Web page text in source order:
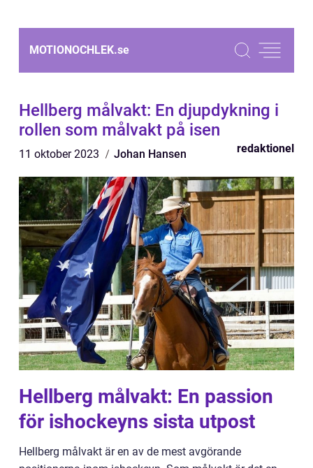
MOTIONOCHLEK.se
Hellberg målvakt: En djupdykning i
rollen som målvakt på isen
11 oktober 2023 Johan Hansen redaktionel
Hellberg målvakt: En passion
för ishockeyns sista utpost
Hellberg målvakt är en av de mest avgörande